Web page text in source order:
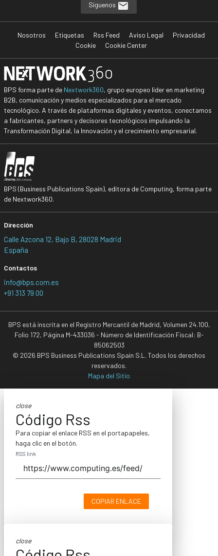
Síguenos
Nosotros Etiquetas Rss Feed Aviso Legal
Privacidad
Cookie
Cookie Center
BPS forma parte de Nextwork360, grupo europeo líder en marketing
B2B, comunicación y medios especializados para el mercado
tecnológico. A través de plataformas digitales y eventos, conectamos
a fabricantes, partners y decisores tecnológicos impulsando la
Transformación Digital, la Innovación y el crecimiento empresarial.
BPS (Business Publications Spain), editora de Computing, forma parte
de Nextwork360.
Dirección
Calle Azcona 12, Bajo B, 28028 Madrid
España
Contactos
info@bps.com.es
+91 313 79 00
BPS está inscrita en el Registro Mercantil de Madrid, Volumen 24.100,
Folio 172, Página M-433036 - Número de Identificación Fiscal: B-
85062503
© 2026 BPS Business Publications Spain S.L. Todos los derechos
reservados.
Mapa del Sitio
close
Código Rss
Para copiar el enlace RSS en el portapapeles,
haga clic en el botón.
RSS link
COPIAR ENLACE
close